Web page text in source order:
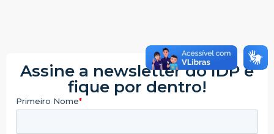
Assine a newsletter do IDP e
fique por dentro!